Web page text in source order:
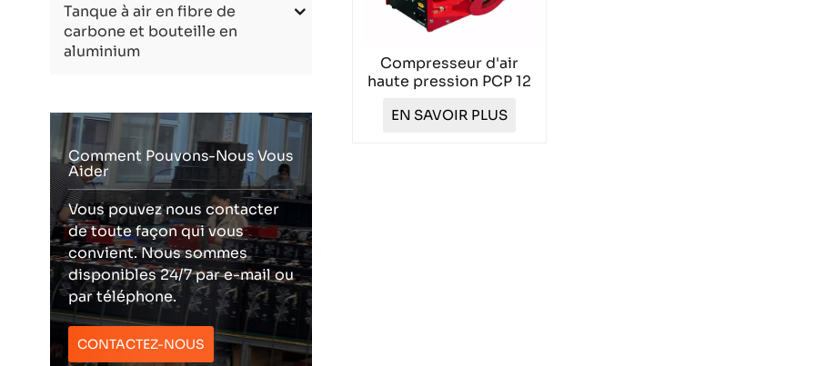
Tanque à air en fibre de
carbone et bouteille en
aluminium
Comment Pouvons-Nous Vous
Aider
Vous pouvez nous contacter
de toute façon qui vous
convient. Nous sommes
disponibles 24/7 par e-mail ou
par téléphone.
CONTACTEZ-NOUS
Compresseur d'air
haute pression PCP 12
EN SAVOIR PLUS